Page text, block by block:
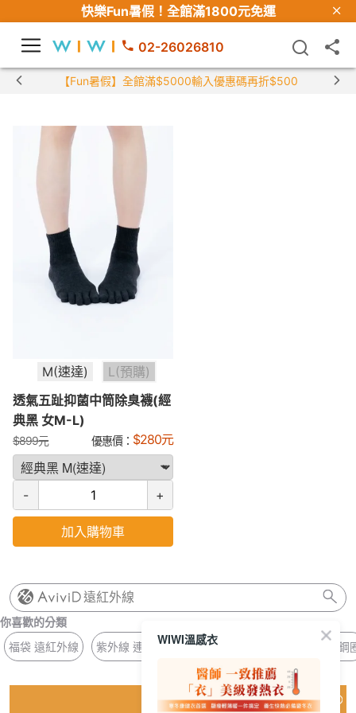
快樂Fun暑假！ 全館滿1800元免運
02-26026810
【Fun暑假】全館滿$5000輸入優惠碼再折$500
M(速達)
L(預購)
透氣五趾抑菌中筒除臭襪(經
典黑 女M-L)
$899元 優惠價： $280元
- +
加入購物車
遠紅外線
你喜歡的分類
福袋 遠紅外線
紫外線 連帽 涼感 排汗 長版 無鋼
猜你喜歡
WIWI溫感衣